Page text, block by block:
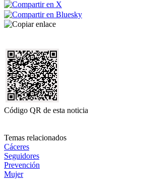
Código QR de esta noticia
Temas relacionados
Cáceres
Seguidores
Prevención
Mujer